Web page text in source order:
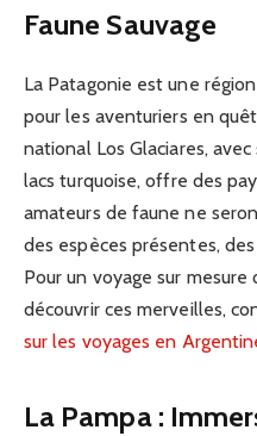
Faune Sauvage
La Patagonie est une
pour les aventuriers en
national Los Glaciares,
lacs turquoise, offre des
amateurs de faune ne
des espèces présentes,
Pour un voyage sur
découvrir ces merveilles,
sur les voyages en
La Pampa :